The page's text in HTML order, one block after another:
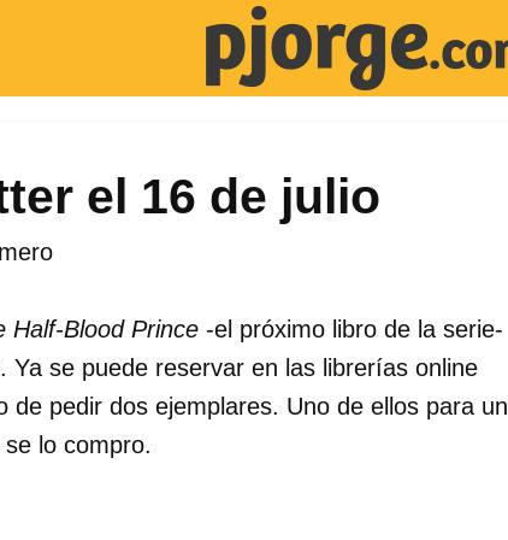
el 16 de julio
Half-Blood Prince -el próximo libro de la serie-
Ya se puede reservar en las librerías online
de pedir dos ejemplares. Uno de ellos para un
lo compro.